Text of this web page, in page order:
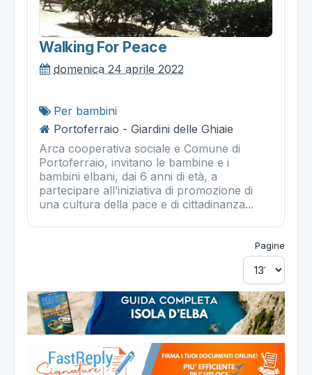
Walking For Peace
domenica 24 aprile 2022
Per bambini
Portoferraio - Giardini delle Ghiaie
Arca cooperativa sociale e Comune di
Portoferraio, invitano le bambine e i
bambini elbani, dai 6 anni di età, a
partecipare all’iniziativa di promozione di
una cultura della pace e di cittadinanza...
Pagine